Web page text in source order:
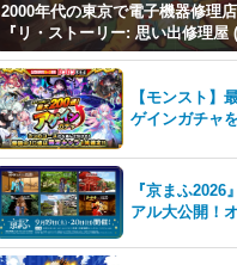
2000年代の東京で電子機器修理
『リ・ストーリー: 思い出修理屋
本日Steamで配信開始
【モンスト】
ゲインガチャ
『京まふ2026
アル大公開！